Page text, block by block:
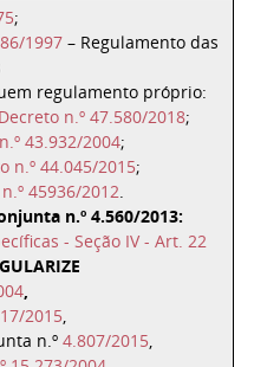
;
1997 – Regulamento das
regulamento próprio:
Decreto n.º 47.580/2018;
43.932/2004;
n.º 44.045/2015;
45936/2012.
n.º 4.560/2013:
- Seção IV - Art. 22
,
2015,
n.º 4.807/2015,